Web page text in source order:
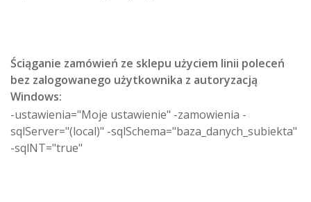
Ściąganie zamówień ze sklepu użyciem linii poleceń
bez zalogowanego użytkownika z autoryzacją
Windows:
-ustawienia="Moje ustawienie" -zamowienia -
sqlServer="(local)" -sqlSchema="baza_danych_subiekta"
-sqlNT="true"